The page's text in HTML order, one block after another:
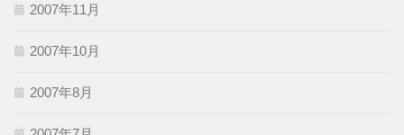
2007年11月
2007年10月
2007年8月